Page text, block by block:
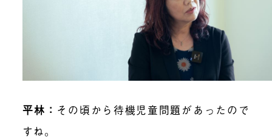
平林 ： その頃から待機児童問題があったので
すね。